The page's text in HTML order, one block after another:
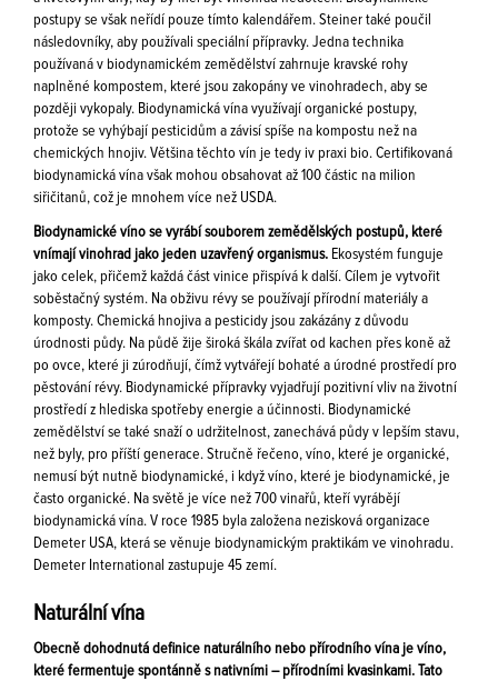
postupy se však neřídí pouze tímto kalendářem. Steiner také poučil
následovníky, aby používali speciální přípravky. Jedna technika
používaná v biodynamickém zemědělství zahrnuje kravské rohy
naplněné kompostem, které jsou zakopány ve vinohradech, aby se
později vykopaly. Biodynamická vína využívají organické postupy,
protože se vyhýbají pesticidům a závisí spíše na kompostu než na
chemických hnojiv. Většina těchto vín je tedy iv praxi bio. Certifikovaná
biodynamická vína však mohou obsahovat až 100 částic na milion
siřičitanů, což je mnohem více než USDA.
Biodynamické víno se vyrábí souborem zemědělských postupů, které
vnímají vinohrad jako jeden uzavřený organismus. Ekosystém funguje
jako celek, přičemž každá část vinice přispívá k další. Cílem je vytvořit
soběstačný systém. Na obživu révy se používají přírodní materiály a
komposty. Chemická hnojiva a pesticidy jsou zakázány z důvodu
úrodnosti půdy. Na půdě žije široká škála zvířat od kachen přes koně až
po ovce, které ji zúrodňují, čímž vytvářejí bohaté a úrodné prostředí pro
pěstování révy. Biodynamické přípravky vyjadřují pozitivní vliv na životní
prostředí z hlediska spotřeby energie a účinnosti. Biodynamické
zemědělství se také snaží o udržitelnost, zanechává půdy v lepším stavu,
než byly, pro příští generace. Stručně řečeno, víno, které je organické,
nemusí být nutně biodynamické, i když víno, které je biodynamické, je
často organické. Na světě je více než 700 vinařů, kteří vyrábějí
biodynamická vína. V roce 1985 byla založena nezisková organizace
Demeter USA, která se věnuje biodynamickým praktikám ve vinohradu.
Demeter International zastupuje 45 zemí.
Naturální vína
Obecně dohodnutá definice naturálního nebo přírodního vína je víno,
které fermentuje spontánně s nativními – přírodními kvasinkami. Tato